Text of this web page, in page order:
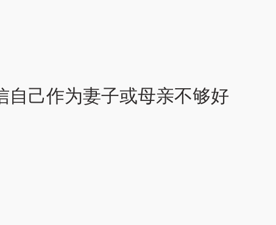
自己作为妻子或母亲不够好